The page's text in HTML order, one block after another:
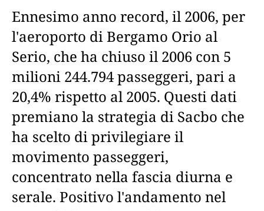
Ennesimo anno record, il 2006, per
l'aeroporto di Bergamo Orio al
Serio, che ha chiuso il 2006 con 5
milioni 244.794 passeggeri, pari a
20,4% rispetto al 2005. Questi dati
premiano la strategia di Sacbo che
ha scelto di privilegiare il
movimento passeggeri,
concentrato nella fascia diurna e
serale. Positivo l'andamento nel